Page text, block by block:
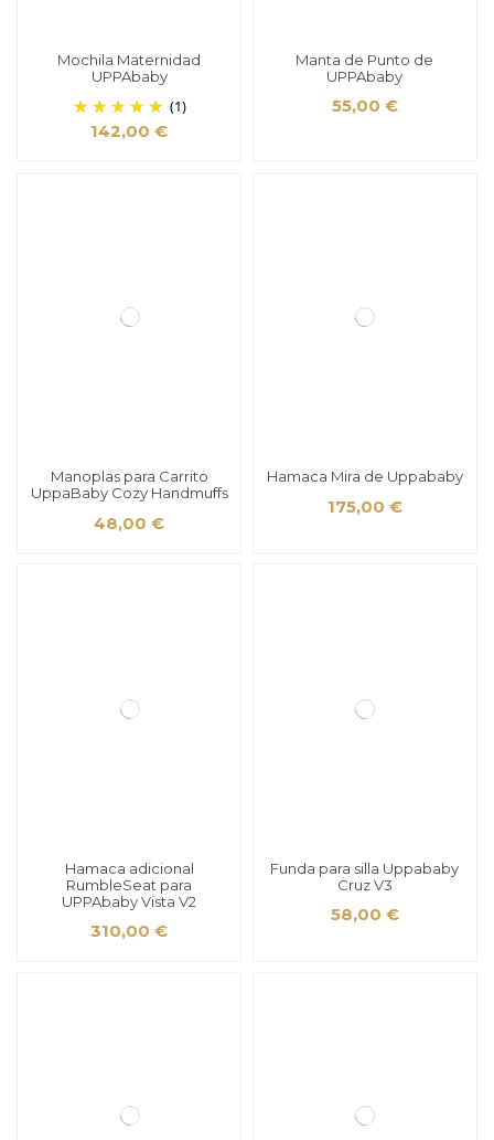
Mochila Maternidad
UPPAbaby
(1)
142,00 €
Manta de Punto de
UPPAbaby
55,00 €
Manoplas para Carrito
UppaBaby Cozy Handmuffs
48,00 €
Hamaca Mira de Uppababy
175,00 €
Hamaca adicional
RumbleSeat para
UPPAbaby Vista V2
310,00 €
Funda para silla Uppababy
Cruz V3
58,00 €